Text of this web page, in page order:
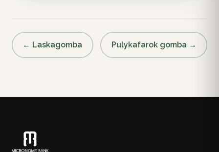
← Laskagomba Pulykafarok gomba →